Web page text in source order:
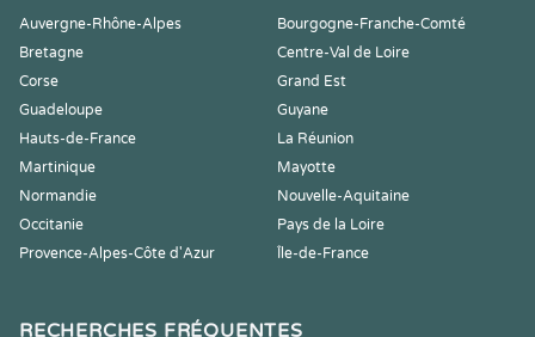
Auvergne-Rhône-Alpes
Bourgogne-Franche-Comté
Bretagne
Centre-Val de Loire
Corse
Grand Est
Guadeloupe
Guyane
Hauts-de-France
La Réunion
Martinique
Mayotte
Normandie
Nouvelle-Aquitaine
Occitanie
Pays de la Loire
Provence-Alpes-Côte d'Azur
Île-de-France
RECHERCHES FRÉQUENTES